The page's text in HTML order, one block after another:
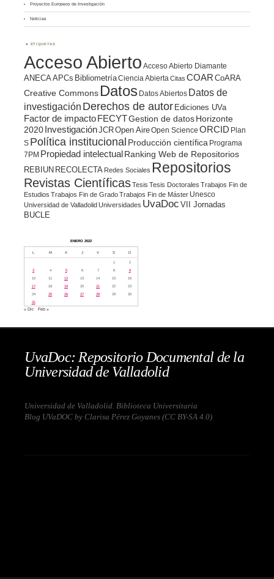
Proyectos Europeos de Investigación
Noticias
ETIQUETAS
Acceso Abierto Acceso Abierto Diamante
ANECA APCs BibliometríaCiencia Abierta Citas COAR CoARA
Creative Commons Datos Datos Abiertos Datos de
investigación Derechos de autor Ediciones UVa
Factor de impacto FECYTGestion de datosHorizonte
2020 InvestigaciónJCROpen AireOpen Science ORCID Plan
S Política institucional Producción científica Programa
7PM Propiedad intelectualRanking Web de Repositorios
REBIUN RECOLECTA Redes Sociales Repositorios
Revistas CientíficasTesis Tesis Doctorales Trabajos Fin de
Estudios Trabajos Fin de GradoTrabajos Fin de Máster Unesco
Universidad de ValladolidUniversidades UvaDoc VII Jornadas
BUCLE
ENERO 2022
L M X J V S D
1
2
3
4 5 6 7 8
9
10
11 12 13 14 15
16
17
18 19 20 21 22
23
24
25 26 27 28 29
30
31
« Dic Feb »
UvaDoc: Repositorio Documental de la
Universidad de Valladolid
Universidad de Valladolid. Biblioteca Universitaria
Blog UVaDOC by Clarisa Pérez Goyanes (CC BY-SA 4.0)